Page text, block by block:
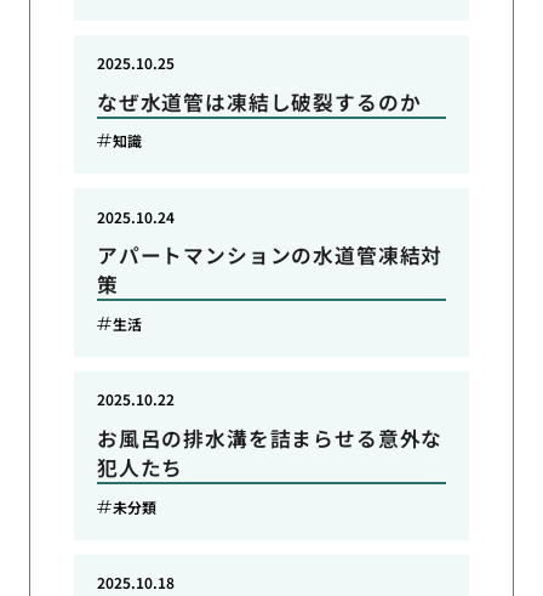
なぜ水道管は凍結し破裂するのか
2025.10.25
知識
アパートマンションの水道管凍結対
策
2025.10.24
生活
お風呂の排水溝を詰まらせる意外な
犯人たち
2025.10.22
未分類
2025.10.18